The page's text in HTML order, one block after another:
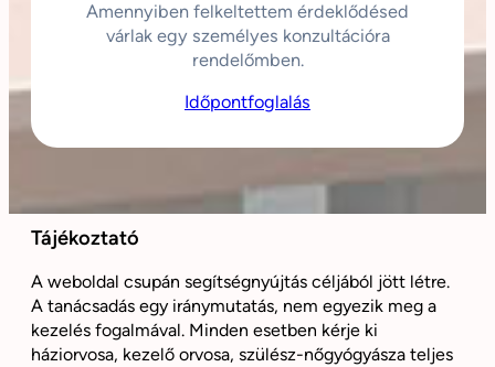
Amennyiben felkeltettem érdeklődésed
várlak egy személyes konzultációra
rendelőmben.
Időpontfoglalás
Tájékoztató
A weboldal csupán segítségnyújtás céljából jött létre.
A tanácsadás egy iránymutatás, nem egyezik meg a
kezelés fogalmával. Minden esetben kérje ki
háziorvosa, kezelő orvosa, szülész-nőgyógyásza teljes